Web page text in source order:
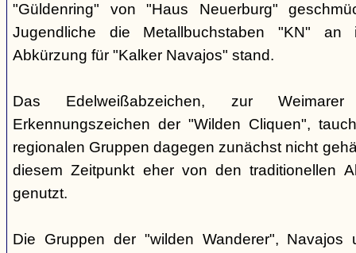
"Güldenring" von "Haus Neuerburg"
Jugendliche die Metallbuchstaben "KN"
Abkürzung für "Kalker Navajos" stand.
Das Edelweißabzeichen, zur
Erkennungszeichen der "Wilden Cliquen",
regionalen Gruppen dagegen zunächst nicht
diesem Zeitpunkt eher von den traditionellen
genutzt.
Die Gruppen der "wilden Wanderer", Navajos